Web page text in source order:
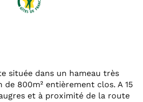
située dans un hameau très
800m² entièrement clos. A 15
et à proximité de la route